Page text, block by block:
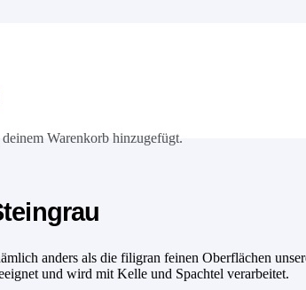
Warenkorb hinzugefügt.
anders als die filigran feinen Oberflächen
und wird mit Kelle und Spachtel verarbeitet.